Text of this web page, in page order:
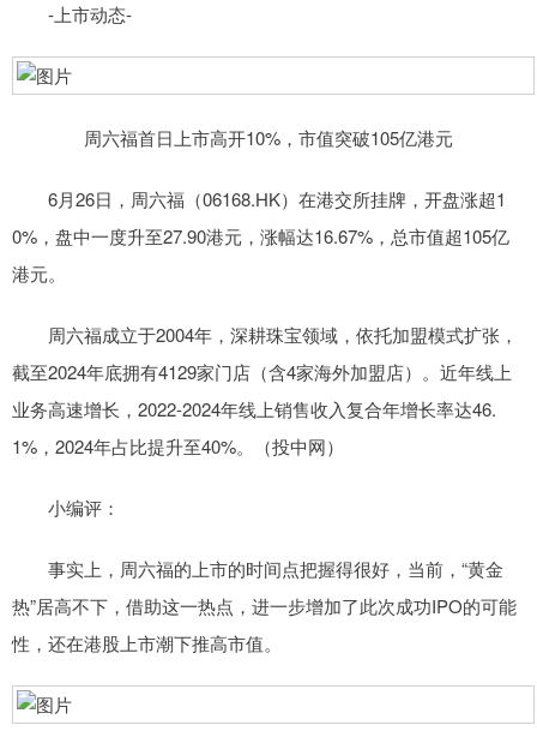
-上市动态-
周六福首日上市高开10%，市值突破105亿港元
6月26日，周六福（06168.HK）在港交所挂牌，开盘涨超1
0%，盘中一度升至27.90港元，涨幅达16.67%，总市值超105亿
港元。
周六福成立于2004年，深耕珠宝领域，依托加盟模式扩张，
截至2024年底拥有4129家门店（含4家海外加盟店）。近年线上
业务高速增长，2022-2024年线上销售收入复合年增长率达46.
1%，2024年占比提升至40%。（投中网）
小编评：
事实上，周六福的上市的时间点把握得很好，当前，“黄金
热”居高不下，借助这一热点，进一步增加了此次成功IPO的可能
性，还在港股上市潮下推高市值。